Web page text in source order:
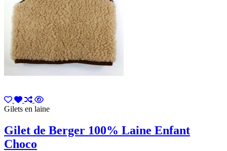
Gilets en laine
Gilet de Berger 100% Laine Enfant
Choco